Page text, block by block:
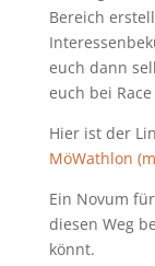
Bereich
euch dann
euch bei
Hier ist der
MöWathlon
Ein Novum
diesen Weg
könnt.